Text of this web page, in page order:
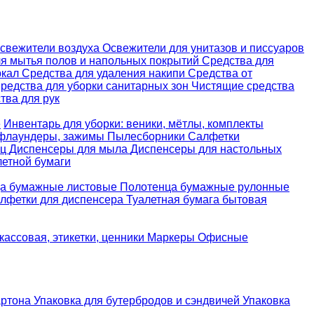
воздуха Освежители для унитазов и писсуаров
мытья полов и напольных покрытий Средства для
Средства для удаления накипи Средства от
для уборки санитарных зон Чистящие средства
для рук
Инвентарь для уборки: веники, мётлы, комплекты
зажимы Пылесборники Салфетки
Диспенсеры для мыла Диспенсеры для настольных
бумаги
бумажные листовые Полотенца бумажные рулонные
для диспенсера Туалетная бумага бытовая
этикетки, ценники Маркеры Офисные
Упаковка для бутербродов и сэндвичей Упаковка